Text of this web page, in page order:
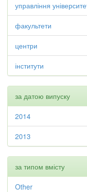
управління
факультети
центри
інститути
за датою випуску
2014
2013
за типом вмісту
Other